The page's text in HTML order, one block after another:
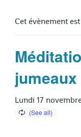
Cet évènement
jumeaux
Lundi 17